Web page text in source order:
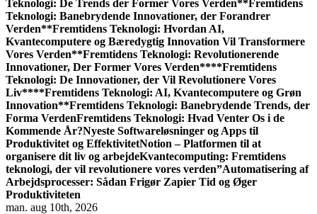
Teknologi: De Trends der Former Vores Verden**Fremtidens
Teknologi: Banebrydende Innovationer, der Forandrer
Verden**Fremtidens Teknologi: Hvordan AI,
Kvantecomputere og Bæredygtig Innovation Vil Transformere
Vores Verden**Fremtidens Teknologi: Revolutionerende
Innovationer, Der Former Vores Verden****Fremtidens
Teknologi: De Innovationer, der Vil Revolutionere Vores
Liv****Fremtidens Teknologi: AI, Kvantecomputere og Grøn
Innovation**Fremtidens Teknologi: Banebrydende Trends, der
Forma VerdenFremtidens Teknologi: Hvad Venter Os i de
Kommende År?Nyeste Softwareløsninger og Apps til
Produktivitet og EffektivitetNotion – Platformen til at
organisere dit liv og arbejdeKvantecomputing: Fremtidens
teknologi, der vil revolutionere vores verden”Automatisering af
Arbejdsprocesser: Sådan Frigør Zapier Tid og Øger
Produktiviteten
man. aug 10th, 2026